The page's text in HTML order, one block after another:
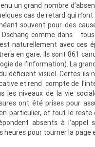
un grand nombre
cas de retard qui
souvent pour des
Dschang comme dans
naturellement avec ces
en gare. Ils sont 861
de l’Information). La
déficient visuel. Certes ils
et rend compte de
les niveaux de la vie
ont été prises pour
particulier, et tout le reste
absents à l’appel
heures pour tourner la